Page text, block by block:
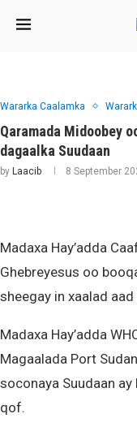
Wararka Caalamka
Qaramada Midoobey
dagaalka Suudaan
by Laacib 8 September
Madaxa Hay’adda
Ghebreyesus oo
sheegay in xaalad
Madaxa Hay’adda
Magaalada Port
soconaya Suudaan
qof.